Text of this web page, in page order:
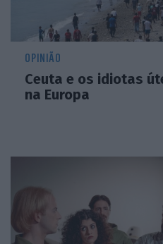
OPINIÃO
Ceuta e os idiotas
na Europa